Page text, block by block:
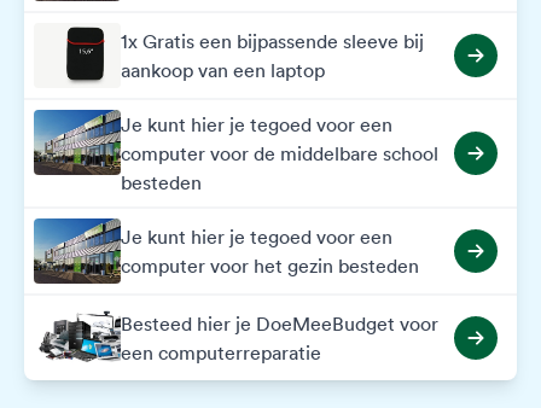
1x Gratis een bijpassende sleeve bij
aankoop van een laptop
Je kunt hier je tegoed voor een
computer voor de middelbare school
besteden
Je kunt hier je tegoed voor een
computer voor het gezin besteden
Besteed hier je DoeMeeBudget voor
een computerreparatie